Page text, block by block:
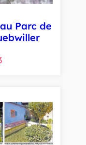
Parc de